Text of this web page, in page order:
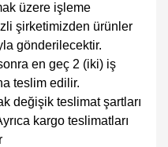
üzere işleme
şirketimizden ürünler
gönderilecektir.
en geç 2 (iki) iş
teslim edilir.
değişik teslimat şartları
kargo teslimatları